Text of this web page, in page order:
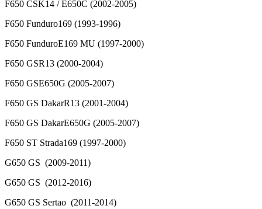
F650 CSK14 / E650C (2002-2005)
F650 Funduro169 (1993-1996)
F650 FunduroE169 MU (1997-2000)
F650 GSR13 (2000-2004)
F650 GSE650G (2005-2007)
F650 GS DakarR13 (2001-2004)
F650 GS DakarE650G (2005-2007)
F650 ST Strada169 (1997-2000)
G650 GS (2009-2011)
G650 GS (2012-2016)
G650 GS Sertao (2011-2014)